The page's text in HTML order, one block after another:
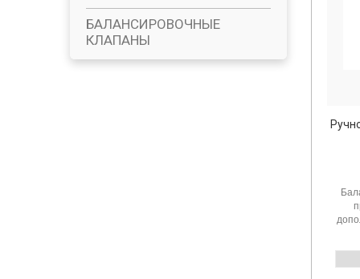
БАЛАНСИРОВОЧНЫЕ
КЛАПАНЫ